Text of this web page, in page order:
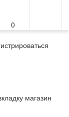
0
магазин